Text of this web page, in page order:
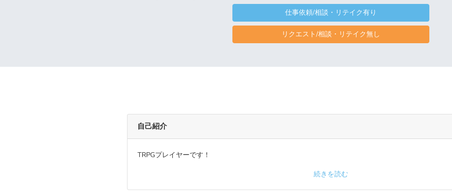
仕事依頼/相談・リテイク有り
リクエスト/相談・リテイク無し
自己紹介
TRPGプレイヤーです！
続きを読む